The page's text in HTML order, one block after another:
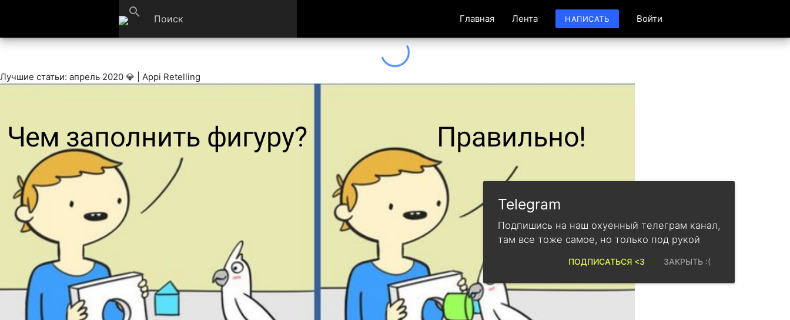
search Главная Лента НАПИСАТЬ Войти
Лучшие статьи: апрель 2020 💎 | Appi Retelling
Telegram
Подпишись на наш охуенный телеграм канал,
там все тоже самое, но только под рукой
ЗАКРЫТЬ :(
ПОДПИСАТЬСЯ <3